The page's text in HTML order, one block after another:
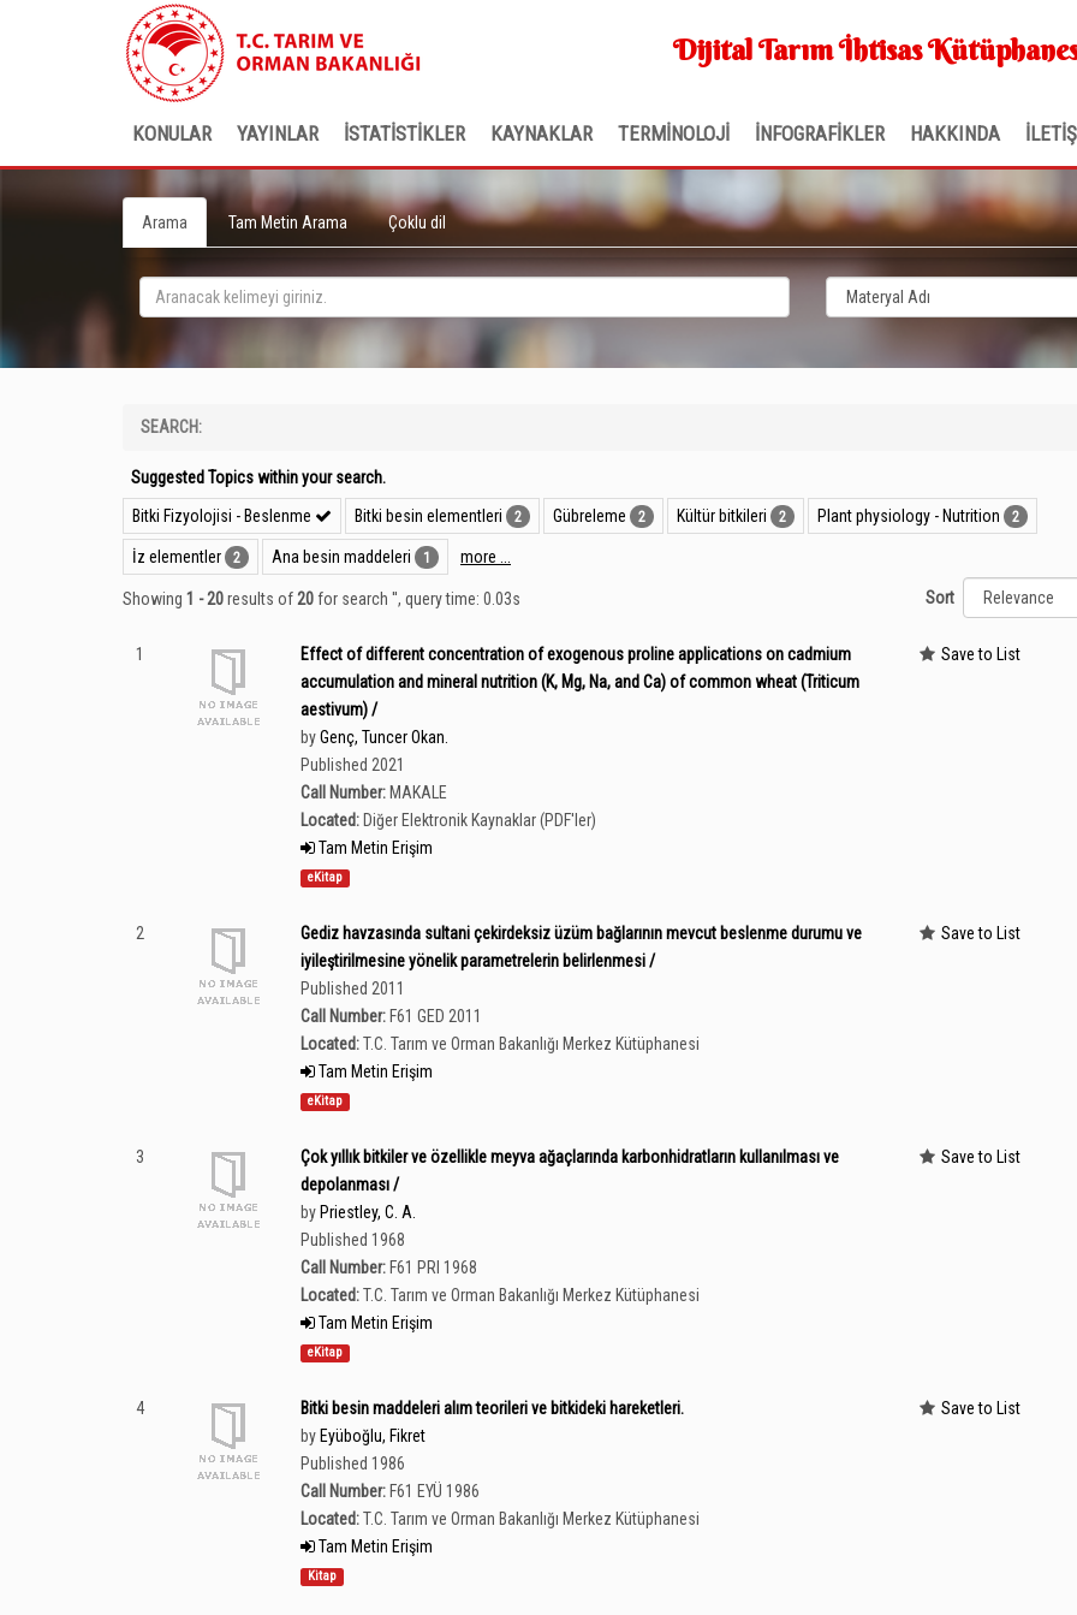
Dijital Tarım İhtisas
KONULAR YAYINLAR İSTATİSTİKLER KAYNAKLAR TERMİNOLOJİ İNFOGRAFİKLER HAKKINDA
Arama Tam Metin Arama Çoklu dil
SEARCH:
Suggested Topics within your search.
Bitki Fizyolojisi - Beslenme
Bitki besin elementleri 2 Gübreleme 2 Kültür bitkileri 2 Plant physiology - Nutrition 2
İz elementler 2 Ana besin maddeleri 1 more ...
Showing 1 - 20results of 20for search '', query time: 0.03s Sort
1
Effect of different concentration of exogenous proline applications on cadmium
accumulation and mineral nutrition (K, Mg, Na, and Ca) of common wheat (Triticum
aestivum) /
byGenç, Tuncer Okan.
Published 2021
Call Number: MAKALE
Located: Diğer Elektronik Kaynaklar (PDF'ler)
Tam Metin Erişim
eKitap
Save to List
2
Gediz havzasında sultani çekirdeksiz üzüm bağlarının mevcut beslenme durumu ve
iyileştirilmesine yönelik parametrelerin belirlenmesi /
Published 2011
Call Number: F61 GED 2011
Located:T.C. Tarım ve Orman Bakanlığı Merkez Kütüphanesi
Tam Metin Erişim
eKitap
Save to List
3
Çok yıllık bitkiler ve özellikle meyva ağaçlarında karbonhidratların kullanılması ve
depolanması /
by Priestley, C. A.
Published 1968
Call Number: F61 PRI 1968
Located:T.C. Tarım ve Orman Bakanlığı Merkez Kütüphanesi
Tam Metin Erişim
eKitap
Save to List
4
Bitki besin maddeleri alım teorileri ve bitkideki hareketleri.
by Eyüboğlu, Fikret
Published 1986
Call Number: F61 EYÜ 1986
Located:T.C. Tarım ve Orman Bakanlığı Merkez Kütüphanesi
Tam Metin Erişim
Kitap
Save to List